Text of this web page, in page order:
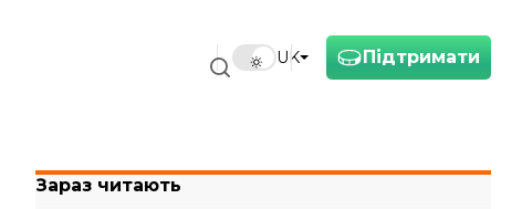
Підтримати
UK
Зараз читають